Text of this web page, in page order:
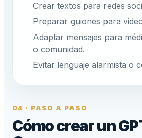
Crear textos para redes
Preparar guiones para
Adaptar mensajes para
o comunidad.
Evitar lenguaje alarmista o
04 · PASO A PASO
Cómo crear un